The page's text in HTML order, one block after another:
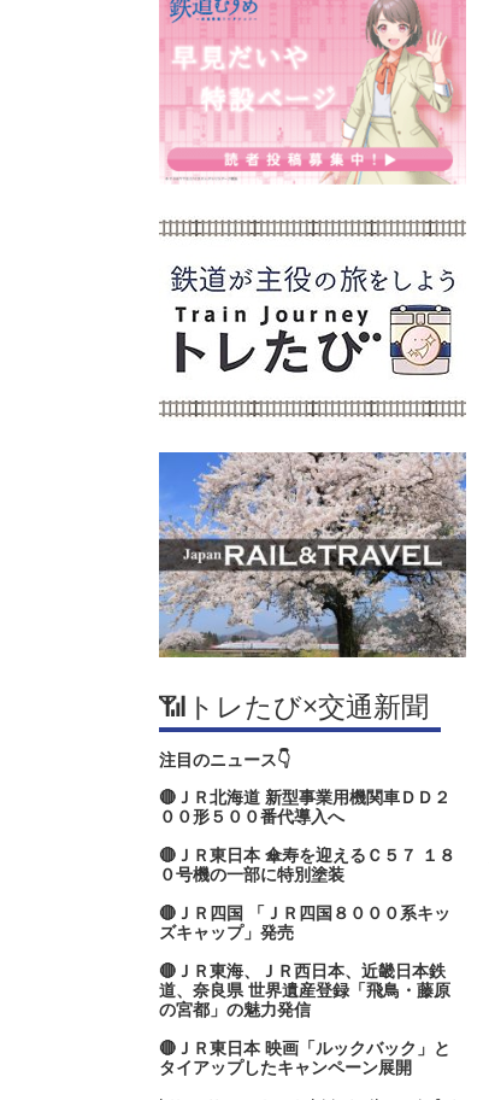
📶トレたび×交通新聞
注目のニュース👇
🔴ＪＲ北海道 新型事業用機関車ＤＤ２
００形５００番代導入へ
🔴ＪＲ東日本 傘寿を迎えるＣ５７ １８
０号機の一部に特別塗装
🔴ＪＲ四国 「ＪＲ四国８０００系キッ
ズキャップ」発売
🔴ＪＲ東海、ＪＲ西日本、近畿日本鉄
道、奈良県 世界遺産登録「飛鳥・藤原
の宮都」の魅力発信
🔴ＪＲ東日本 映画「ルックバック」と
タイアップしたキャンペーン展開